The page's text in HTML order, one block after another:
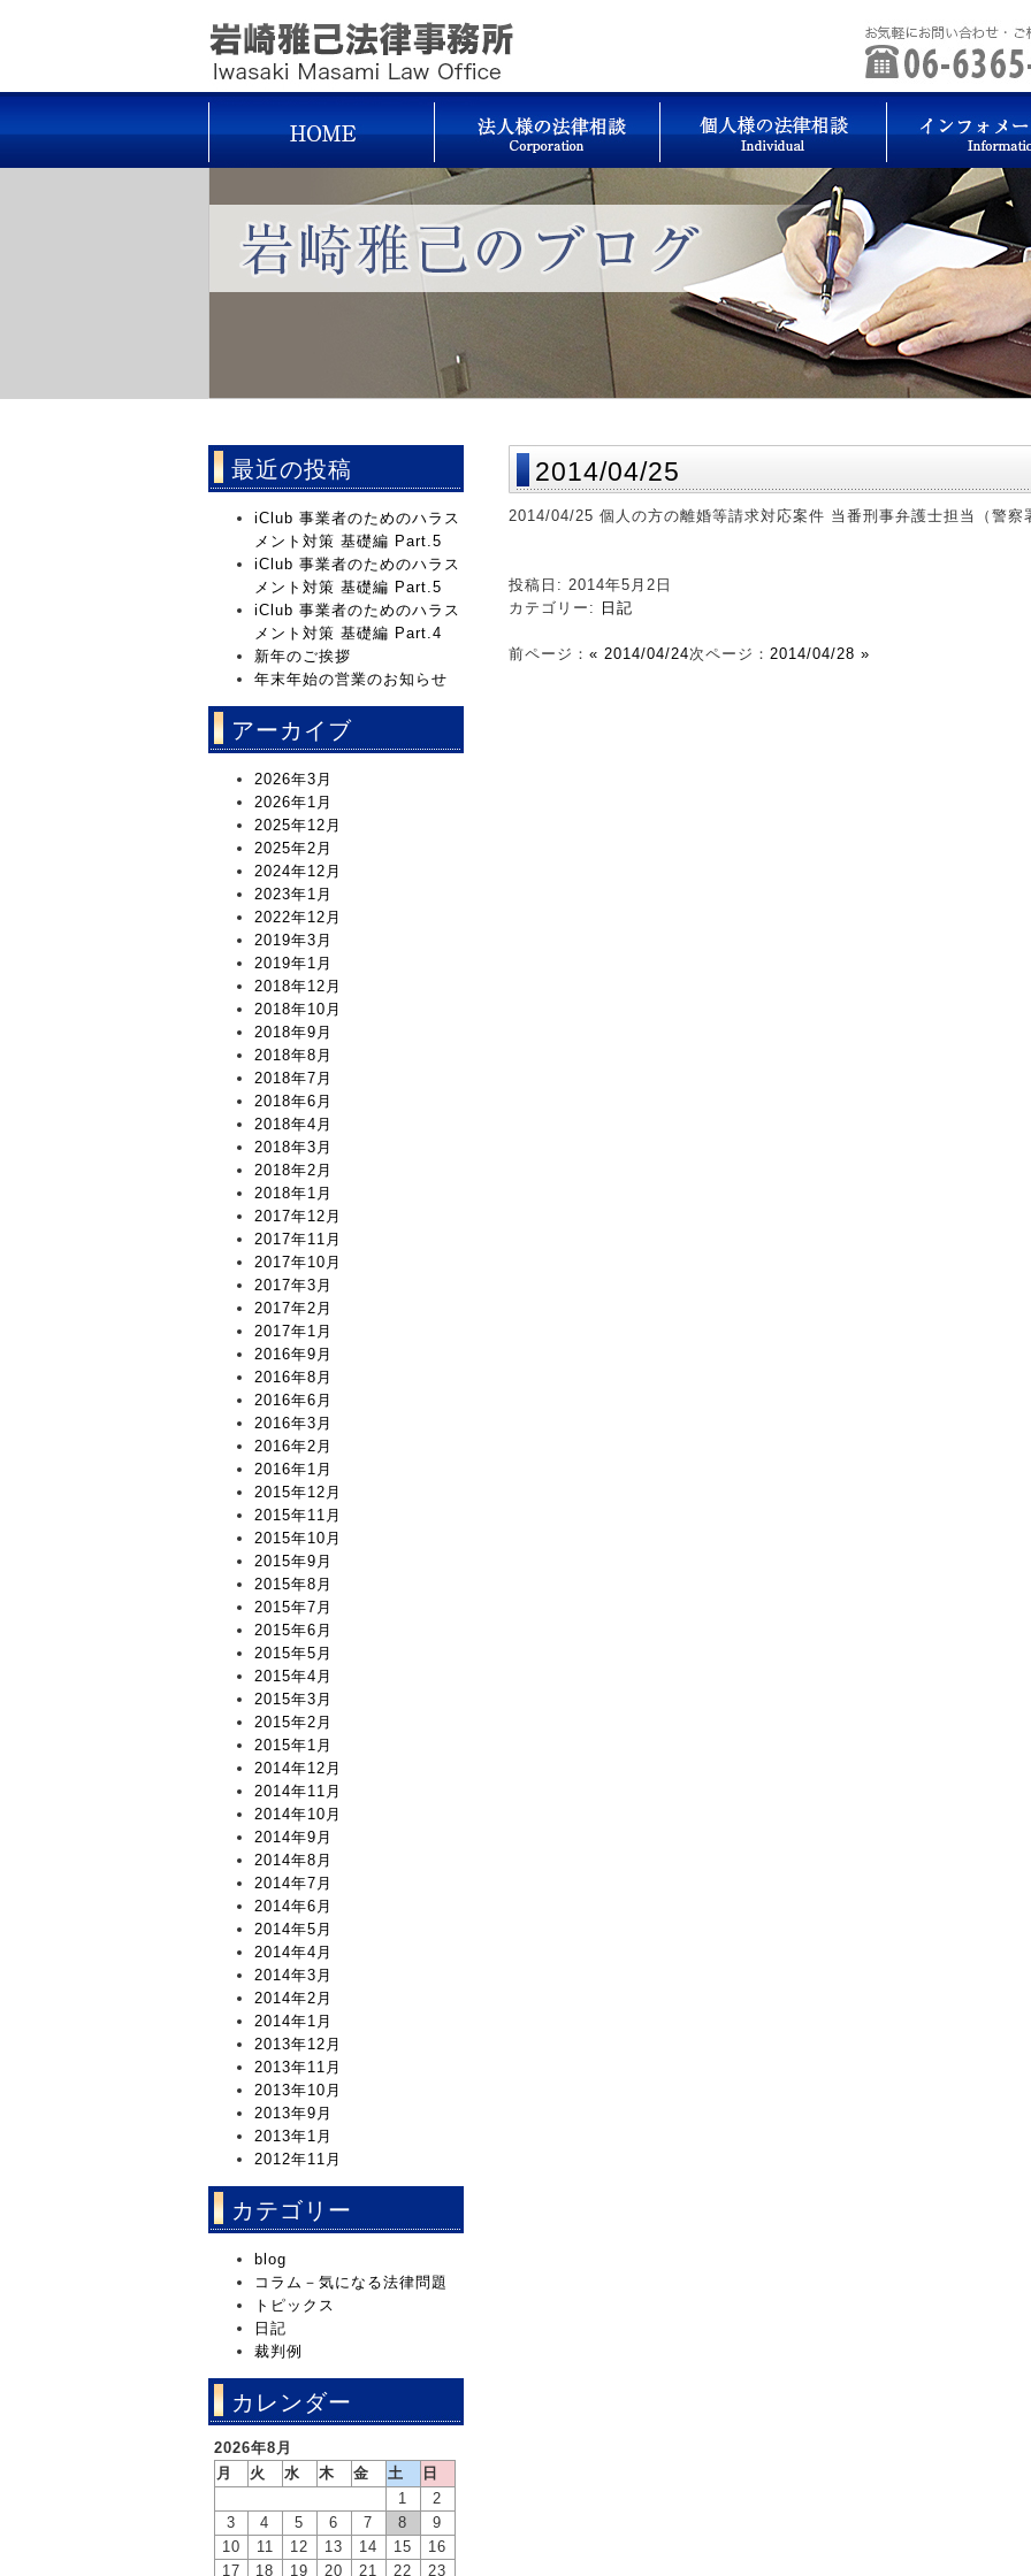
2014/04/25
2014/04/25 個人の方の離婚等請求対応案件 当番刑事弁護士担当（警察
投稿日: 2014年5月2日
カテゴリー:
日記
前ページ： « 2014/04/24次ページ： 2014/04/28 »
最近の投稿
iClub 事業者のためのハラス
メント対策 基礎編 Part.5
iClub 事業者のためのハラス
メント対策 基礎編 Part.5
iClub 事業者のためのハラス
メント対策 基礎編 Part.4
新年のご挨拶
年末年始の営業のお知らせ
アーカイブ
2026年3月
2026年1月
2025年12月
2025年2月
2024年12月
2023年1月
2022年12月
2019年3月
2019年1月
2018年12月
2018年10月
2018年9月
2018年8月
2018年7月
2018年6月
2018年4月
2018年3月
2018年2月
2018年1月
2017年12月
2017年11月
2017年10月
2017年3月
2017年2月
2017年1月
2016年9月
2016年8月
2016年6月
2016年3月
2016年2月
2016年1月
2015年12月
2015年11月
2015年10月
2015年9月
2015年8月
2015年7月
2015年6月
2015年5月
2015年4月
2015年3月
2015年2月
2015年1月
2014年12月
2014年11月
2014年10月
2014年9月
2014年8月
2014年7月
2014年6月
2014年5月
2014年4月
2014年3月
2014年2月
2014年1月
2013年12月
2013年11月
2013年10月
2013年9月
2013年1月
2012年11月
カテゴリー
blog
コラム－気になる法律問題
トピックス
日記
裁判例
カレンダー
2026年8月
月
火 水 木 金 土
日
1
2
3
4 5 6 7 8
9
10
11 12 13 14 15
16
17
18 19 20 21 22 23